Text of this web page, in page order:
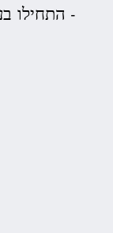
התחילו